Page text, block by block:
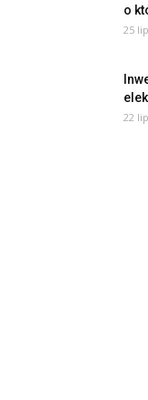
o
25
22